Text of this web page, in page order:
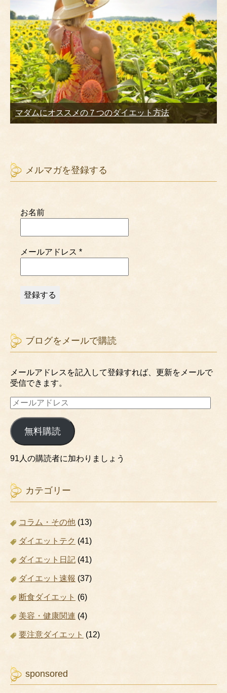
マダムにオススメの７つのダイエット方法
メルマガを登録する
お名前
メールアドレス *
ブログをメールで購読
メールアドレスを記入して登録すれば、更新をメールで
受信できます。
メ
ー
ル
ア
ド
レ
無料購読
91人の購読者に加わりましょう
カテゴリー
コラム・その他 (13)
ダイエットテク (41)
ダイエット日記 (41)
ダイエット速報 (37)
断食ダイエット (6)
美容・健康関連 (4)
要注意ダイエット (12)
sponsored